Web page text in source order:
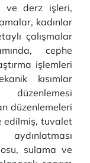
ve derz işleri,
kadınlar
çalışmalar
cephe
işlemleri
kısımlar
düzenlemesi
düzenlemeleri
edilmiş, tuvalet
sulama ve